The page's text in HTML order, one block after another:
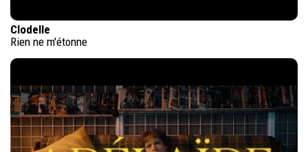
Clodelle
Rien ne m'étonne